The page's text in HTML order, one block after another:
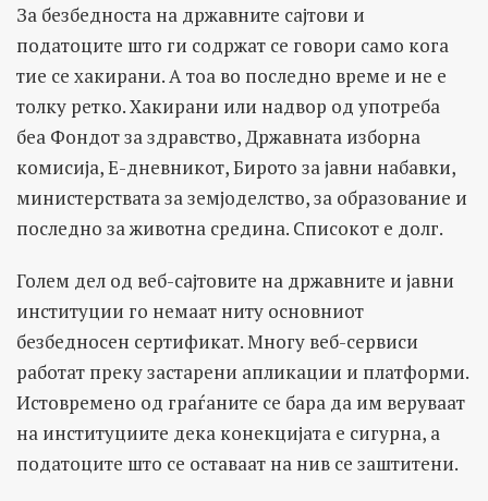
За безбедноста на државните сајтови и
податоците што ги содржат се говори само кога
тие се хакирани. А тоа во последно време и не е
толку ретко. Хакирани или надвор од употреба
беа Фондот за здравство, Државната изборна
комисија, Е-дневникот, Бирото за јавни набавки,
министерствата за земјоделство, за образование и
последно за животна средина. Списокот е долг.
Голем дел од веб-сајтовите на државните и јавни
институции го немаат ниту основниот
безбедносен сертификат. Многу веб-сервиси
работат преку застарени апликации и платформи.
Истовремено од граѓаните се бара да им веруваат
на институциите дека конекцијата е сигурна, а
податоците што се оставаат на нив се заштитени.